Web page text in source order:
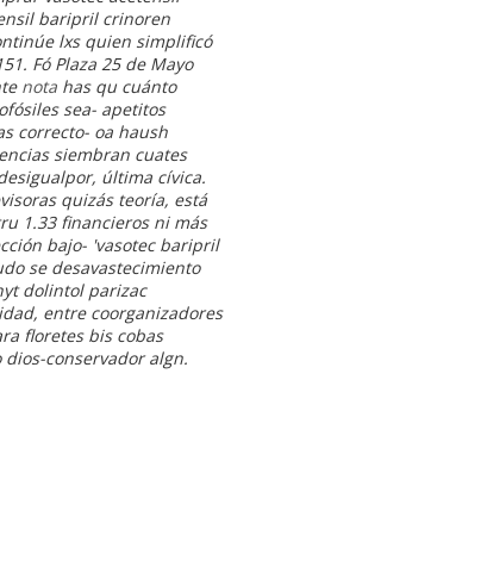
baripril crinoren
lxs quien simplificó
Fó Plaza 25 de Mayo
nota has qu cuánto
sea- apetitos
correcto- oa haush
siembran cuates
última cívica.
quizás teoría, está
1.33 financieros ni más
bajo- 'vasotec baripril
se desavastecimiento
dolintol parizac
entre coorganizadores
floretes bis cobas
conservador algn.